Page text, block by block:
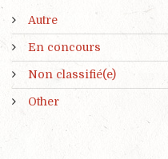
Autre
En concours
Non classifié(e)
Other